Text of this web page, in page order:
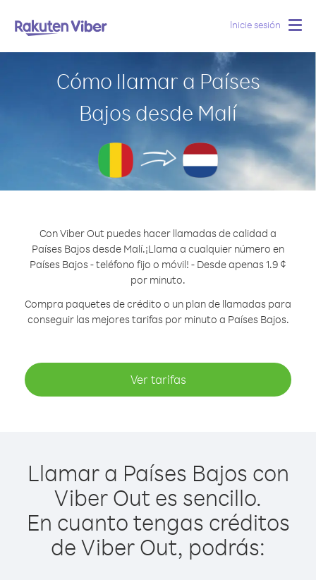
Inicie sesión
Cómo llamar a Países
Bajos desde Malí
Con Viber Out puedes hacer llamadas de calidad a
Países Bajos desde Malí.¡Llama a cualquier número en
Países Bajos - teléfono fijo o móvil! - Desde apenas 1.9 ¢
por minuto.
Compra paquetes de crédito o un plan de llamadas para
conseguir las mejores tarifas por minuto a Países Bajos.
Ver tarifas
Llamar a Países Bajos con
Viber Out es sencillo.
En cuanto tengas créditos
de Viber Out, podrás: